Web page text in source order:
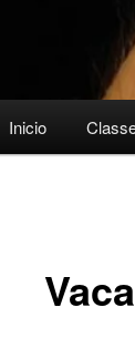
Inicio